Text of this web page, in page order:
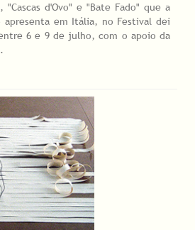
d'Ovo" e "Bate Fado" que a
apresenta em Itália, no Festival dei
6 e 9 de julho, com o apoio da